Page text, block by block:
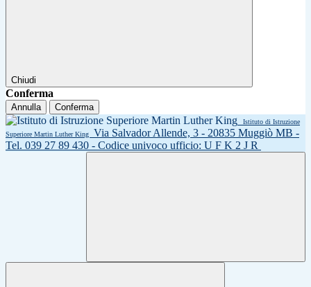
Chiudi
Conferma
Annulla Conferma
Istituto di Istruzione
Superiore Martin Luther King
Via Salvador Allende, 3 - 20835 Muggiò MB -
Tel. 039 27 89 430 - Codice univoco ufficio: U F K 2 J R